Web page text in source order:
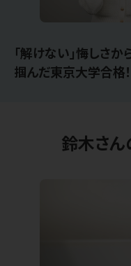
「解けない」悔しさ
掴んだ東京大学合格！
鈴木さん